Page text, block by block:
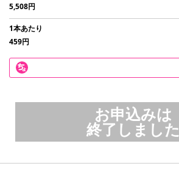
5,508円
1本あたり
459円
お申込みは
終了しました